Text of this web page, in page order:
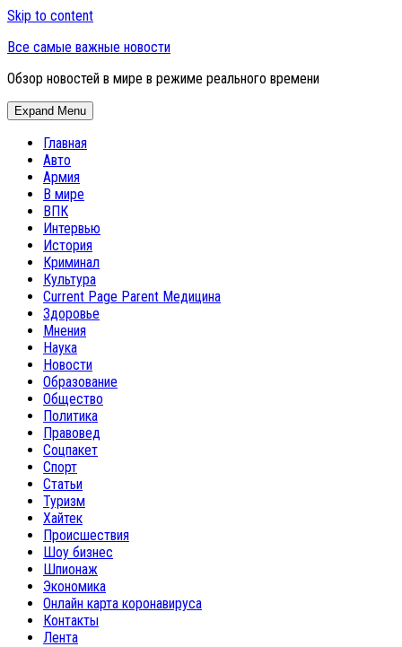
Skip to content
Все самые важные новости
Обзор новостей в мире в режиме реального времени
Expand Menu
Главная
Авто
Армия
В мире
ВПК
Интервью
История
Криминал
Культура
Current Page Parent Медицина
Здоровье
Мнения
Наука
Новости
Образование
Общество
Политика
Правовед
Соцпакет
Спорт
Статьи
Туризм
Хайтек
Происшествия
Шоу бизнес
Шпионаж
Экономика
Онлайн карта коронавируса
Контакты
Лента